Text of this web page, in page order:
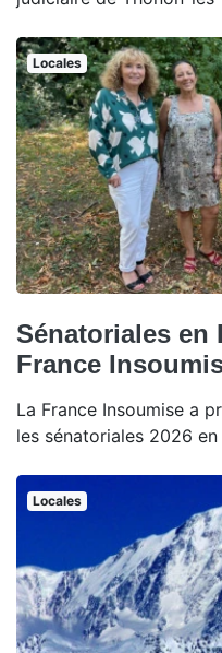
Locales
Sénatoriales en
France
La France Insoumise a
les sénatoriales 2026
Locales